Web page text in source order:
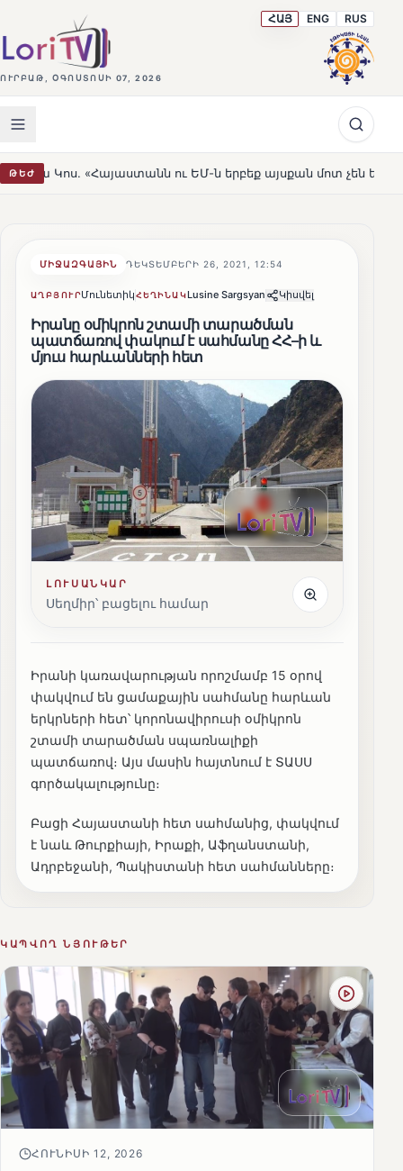
ՈՒՐԲԱԹ, ՕԳՈՍՏՈՍԻ 07, 2026
ՀԱՅ ENG RUS
ԹԵԺ ու ԵՄ-ն երբեք այսքան մոտ չեն եղել» HOT
ՄԻՋԱԶԳԱՅԻՆ ԴԵԿՏԵՄԲԵՐԻ 26, 2021, 12:54
ԱՂԲՅՈՒՐՄունետիկՀԵՂԻՆԱԿLusine Sargsyan Կիսվել
Իրանը օմիկրոն շտամի տարածման
պատճառով փակում է սահմանը ՀՀ–ի և
մյուս հարևանների հետ
ԼՈՒՍԱՆԿԱՐ
Սեղմիր՝ բացելու համար
Իրանի կառավարության որոշմամբ 15 օրով
փակվում են ցամաքային սահմանը հարևան
երկրների հետ՝ կորոնավիրուսի օմիկրոն
շտամի տարածման սպառնալիքի
պատճառով։ Այս մասին հայտնում է ՏԱՍՍ
գործակալությունը։
Բացի Հայաստանի հետ սահմանից, փակվում
է նաև Թուրքիայի, Իրաքի, Աֆղանստանի,
Ադրբեջանի, Պակիստանի հետ սահմանները։
ԿԱՊՎՈՂ ՆՅՈՒԹԵՐ
ՀՈՒՆԻՍԻ 12, 2026